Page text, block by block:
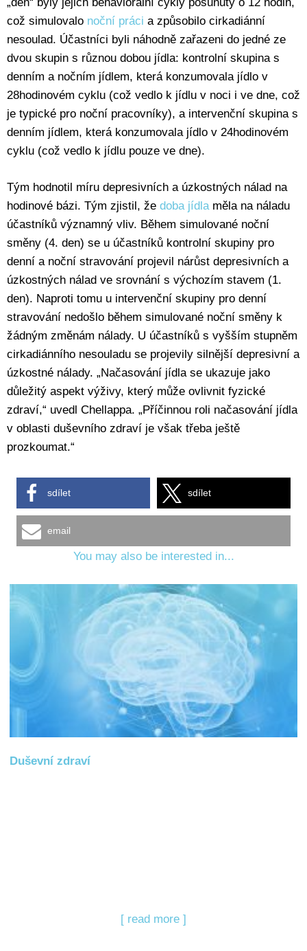
což simulovalo noční práci a způsobilo cirkadiánní
nesoulad. Účastníci byli náhodně zařazeni do jedné ze
dvou skupin s různou dobou jídla: kontrolní skupina s
denním a nočním jídlem, která konzumovala jídlo v
28hodinovém cyklu (což vedlo k jídlu v noci i ve dne, což
je typické pro noční pracovníky), a intervenční skupina s
denním jídlem, která konzumovala jídlo v 24hodinovém
cyklu (což vedlo k jídlu pouze ve dne).
Tým hodnotil míru depresivních a úzkostných nálad na
hodinové bázi. Tým zjistil, že doba jídlaměla na náladu
účastníků významný vliv. Během simulované noční
směny (4. den) se u účastníků kontrolní skupiny pro
denní a noční stravování projevil nárůst depresivních a
úzkostných nálad ve srovnání s výchozím stavem (1.
den). Naproti tomu u intervenční skupiny pro denní
stravování nedošlo během simulované noční směny k
žádným změnám nálady. U účastníků s vyšším stupněm
cirkadiánního nesouladu se projevily silnější depresivní a
úzkostné nálady. „Načasování jídla se ukazuje jako
důležitý aspekt výživy, který může ovlivnit fyzické
zdraví,“ uvedl Chellappa. „Příčinnou roli načasování jídla
v oblasti duševního zdraví je však třeba ještě
prozkoumat.“
sdílet sdílet
email
You may also be interested in...
Duševní zdraví
[ read more ]